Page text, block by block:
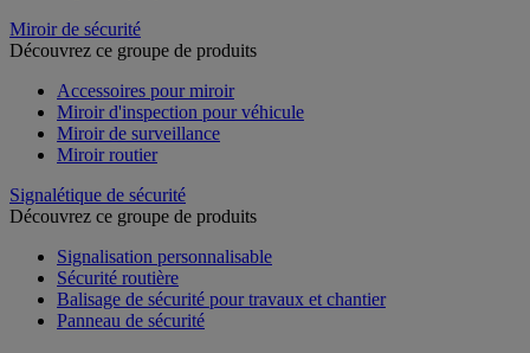
Miroir de sécurité
Découvrez ce groupe de produits
Accessoires pour miroir
Miroir d'inspection pour véhicule
Miroir de surveillance
Miroir routier
Signalétique de sécurité
Découvrez ce groupe de produits
Signalisation personnalisable
Sécurité routière
Balisage de sécurité pour travaux et chantier
Panneau de sécurité